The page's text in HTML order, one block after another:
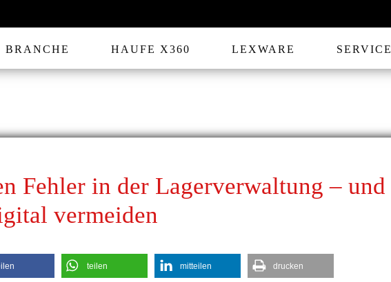
BRANCHE HAUFE X360 LEXWARE SERVICE
Fehler in der Lagerverwaltung – und
vermeiden
teilen mitteilen drucken